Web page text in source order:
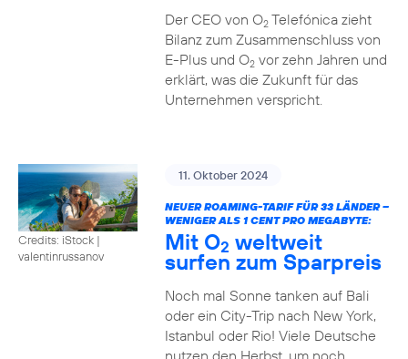
Der CEO von O2Telefónica zieht
Bilanz zum Zusammenschluss von
E-Plus und O2vor zehn Jahren und
erklärt, was die Zukunft für das
Unternehmen verspricht.
Credits: iStock |
valentinrussanov
11. Oktober 2024
NEUER ROAMING-TARIF FÜR 33 LÄNDER –
WENIGER ALS 1 CENT PRO MEGABYTE:
Mit O2 weltweit
surfen zum Sparpreis
Noch mal Sonne tanken auf Bali
oder ein City-Trip nach New York,
Istanbul oder Rio! Viele Deutsche
nutzen den Herbst, um noch